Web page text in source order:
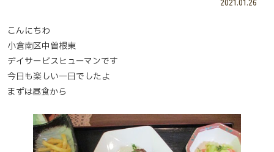
こんにちわ
小倉南区中曽根東
デイサービスヒューマンです
今日も楽しい一日でしたよ
まずは昼食から